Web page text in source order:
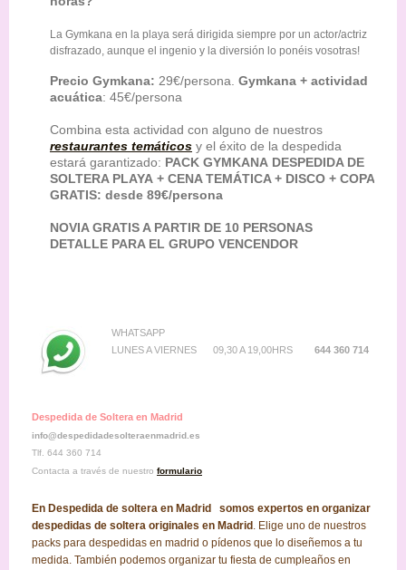
La Gymkana en la playa será dirigida siempre por un actor/actriz
disfrazado, aunque el ingenio y la diversión lo ponéis vosotras!
Precio Gymkana: 29€/persona. Gymkana + actividad
acuática: 45€/persona
Combina esta actividad con alguno de nuestros
restaurantes temáticos y el éxito de la despedida
estará garantizado: PACK GYMKANA DESPEDIDA DE
SOLTERA PLAYA + CENA TEMÁTICA + DISCO + COPA
GRATIS: desde 89€/persona
NOVIA GRATIS A PARTIR DE 10 PERSONAS
DETALLE PARA EL GRUPO VENCENDOR
WHATSAPP
LUNES A VIERNES 09,30 A 19,00HRS
644 360 714
Despedida de Soltera en Madrid
info@despedidadesolteraenmadrid.es
Tlf. 644 360 714
Contacta a través de nuestro formulario
En Despedida de soltera en Madrid somos expertos en organizar
despedidas de soltera originales en Madrid . Elige uno de nuestros
packs para despedidas en madrid o pídenos que lo diseñemos a tu
medida. También podemos organizar tu fiesta de cumpleaños en